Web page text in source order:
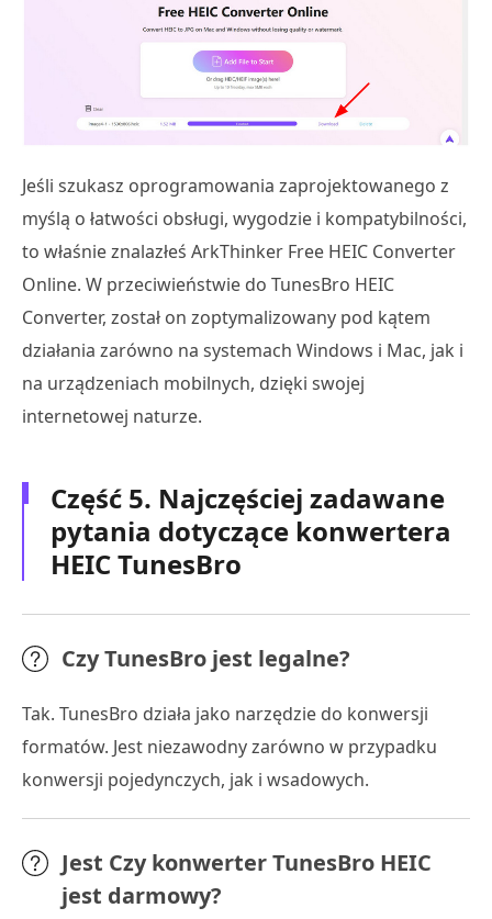
Jeśli szukasz oprogramowania zaprojektowanego z
myślą o łatwości obsługi, wygodzie i kompatybilności,
to właśnie znalazłeś ArkThinker Free HEIC Converter
Online. W przeciwieństwie do TunesBro HEIC
Converter, został on zoptymalizowany pod kątem
działania zarówno na systemach Windows i Mac, jak i
na urządzeniach mobilnych, dzięki swojej
internetowej naturze.
Część 5. Najczęściej zadawane
pytania dotyczące konwertera
HEIC TunesBro
Czy TunesBro jest legalne?
Tak. TunesBro działa jako narzędzie do konwersji
formatów. Jest niezawodny zarówno w przypadku
konwersji pojedynczych, jak i wsadowych.
Jest Czy konwerter TunesBro HEIC
jest darmowy?